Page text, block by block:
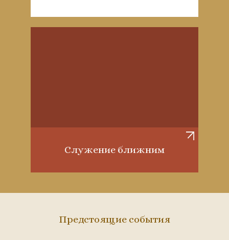
Служение ближним
Предстоящие события